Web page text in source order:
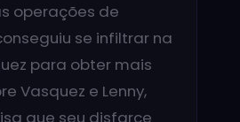
operações de
se infiltrar na
para obter mais
Vasquez e Lenny,
que seu disfarce